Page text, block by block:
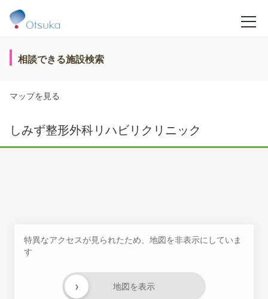
相談できる施設検索
マップを見る
しみず整形外科リハビリクリニック
特異なアクセスが見られたため、地図を非表示にしていま
す
地図を表示
›